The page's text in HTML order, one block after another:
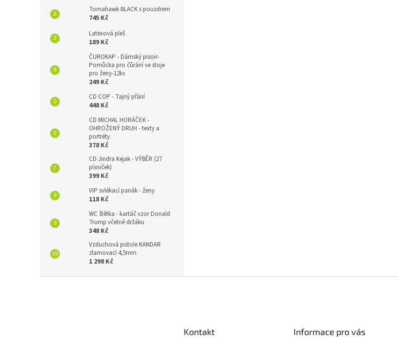
Tomahawk BLACK s pouzdrem
745 Kč
Latexová pleš
189 Kč
ČUROKAP - Dámský pisoir-
Pomůcka pro čůrání ve stoje
pro ženy-12ks
249 Kč
CD COP - Tajný přání
448 Kč
CD MICHAL HORÁČEK -
OHROŽENÝ DRUH - texty a
portréty
378 Kč
CD Jindra Kejak - VÝBĚR (27
písniček)
399 Kč
VIP svlékací panák - ženy
118 Kč
WC štětka - kartáč vzor Donald
Trump včetně držáku
348 Kč
Vzduchová pistole KANDAR
zlamovací 4,5mm
1 298 Kč
Kontakt Informace pro vás